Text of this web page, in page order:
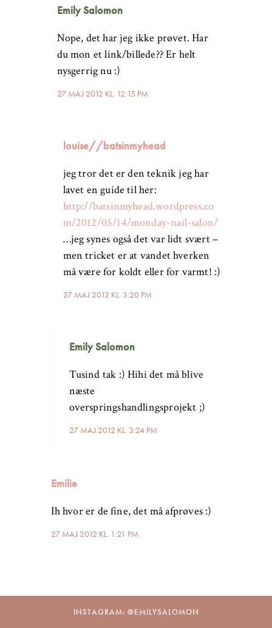
Emily Salomon
27 MAJ 2012 KL. 12:15 PM
Nope, det har jeg ikke prøvet. Har
du mon et link/billede?? Er helt
nysgerrig nu :)
louise//batsinmyhead
27 MAJ 2012 KL. 3:20 PM
jeg tror det er den teknik jeg har
lavet en guide til her:
http://batsinmyhead.wordpress.co
m/2012/05/14/monday-nail-salon/
…jeg synes også det var lidt svært –
men tricket er at vandet hverken
må være for koldt eller for varmt! :)
Emily Salomon
27 MAJ 2012 KL. 3:24 PM
Tusind tak :) Hihi det må blive
næste
overspringshandlingsprojekt ;)
Emilie
27 MAJ 2012 KL. 1:21 PM
Ih hvor er de fine, det må afprøves :)
INSTAGRAM: @EMILYSALOMON